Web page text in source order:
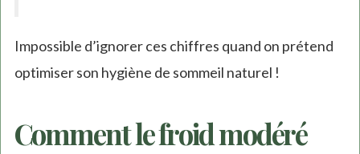
Impossible d’ignorer ces chiffres quand on prétend
optimiser son hygiène de sommeil naturel !
Comment le froid modéré